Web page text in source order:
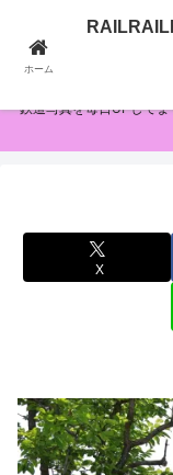
鉄道写真を毎日UPして
X
ホーム